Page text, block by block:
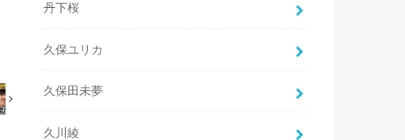
丹下桜
久保ユリカ
久保田未夢
久川綾